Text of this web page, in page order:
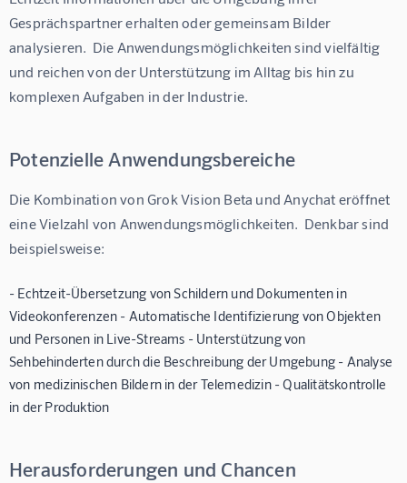
Gesprächspartner erhalten oder gemeinsam Bilder
analysieren.  Die Anwendungsmöglichkeiten sind vielfältig
und reichen von der Unterstützung im Alltag bis hin zu
komplexen Aufgaben in der Industrie.
Potenzielle Anwendungsbereiche
Die Kombination von Grok Vision Beta und Anychat eröffnet
eine Vielzahl von Anwendungsmöglichkeiten.  Denkbar sind
beispielsweise:
- Echtzeit-Übersetzung von Schildern und Dokumenten in
Videokonferenzen - Automatische Identifizierung von Objekten
und Personen in Live-Streams - Unterstützung von
Sehbehinderten durch die Beschreibung der Umgebung - Analyse
von medizinischen Bildern in der Telemedizin - Qualitätskontrolle
in der Produktion
Herausforderungen und Chancen